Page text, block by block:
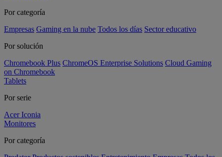
Por categoría
Empresas Gaming en la nube Todos los días Sector educativo
Por solución
Chromebook Plus ChromeOS Enterprise Solutions Cloud Gaming
on Chromebook
Tablets
Por serie
Acer Iconia
Monitores
Por categoría